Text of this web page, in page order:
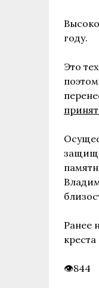
году.
Это
Ранее
844